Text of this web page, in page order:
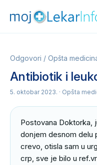
Odgovori / Opšta
Antibiotik i
5. oktobar 2023. · Opšta
Postovana Doktorka,
donjem desnom delu
crevo, otisla sam u
crp, sve je bilo u